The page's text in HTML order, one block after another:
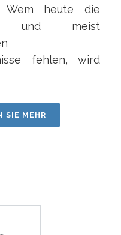
Wem heute die
und meist
fehlen, wird
SIE MEHR